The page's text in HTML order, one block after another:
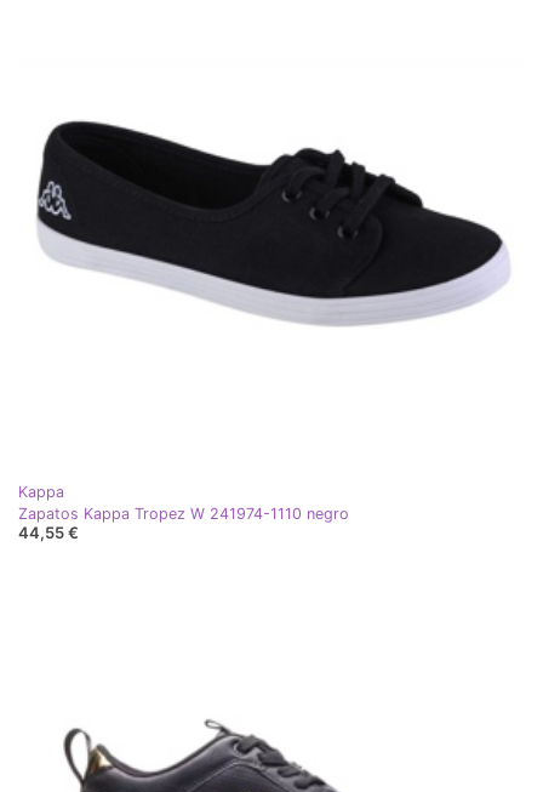
Kappa
Zapatos Kappa Tropez W 241974-1110 negro
44,55 €